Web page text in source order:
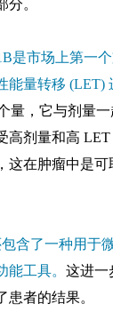
分。
是市场上第一
能量转移 (LET)
量，它与剂量
高剂量和高
这在肿瘤中是可
包含了一种用于
能工具。这进一
患者的结果。